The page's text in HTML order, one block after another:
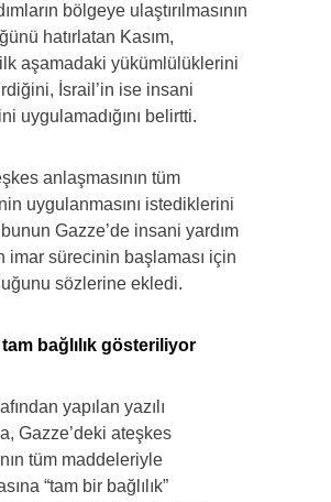
bölgeye ulaştırılmasının
hatırlatan Kasım,
ilk aşamadaki yükümlülüklerini
İsrail’in ise insani
uygulamadığını belirtti.
anlaşmasının tüm
uygulanmasını istediklerini
Gazze’de insani yardım
imar sürecinin başlaması için
sözlerine ekledi.
bağlılık gösteriliyor
yapılan yazılı
Gazze’deki ateşkes
tüm maddeleriyle
“tam bir bağlılık”